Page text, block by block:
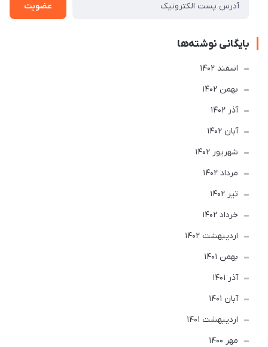
عضویت
بایگانی نوشته‌ها
اسفند 1402
بهمن 1402
آذر 1402
آبان 1402
شهریور 1402
مرداد 1402
تير 1402
خرداد 1402
ارديبهشت 1402
بهمن 1401
آذر 1401
آبان 1401
ارديبهشت 1401
مهر 1400